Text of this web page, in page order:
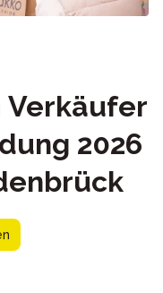
Verkäufer
2026